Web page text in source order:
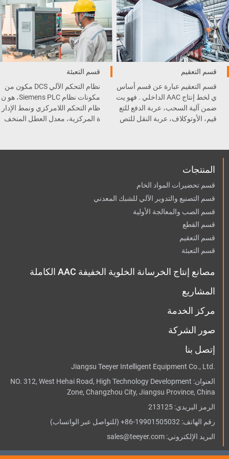
قسم التعقيم
قسم التعقيم عبارة عن قسم أساس
ي لخط إنتاج AAC الداخلي . فهو يت
ضمن آلية السحب، عربة الدفع للتع
قيم، الأوتوكلاف، عربة النقل للتص
قسم التعبئة
نظام التحكم الآلي DCS مكون من
مكونات نظام Siemens PLC، هو ن
ظام التحكم اللامركزي ونمط الإدار
ة المركزية، معدل العطل المنخف
المنتجات
قسم تحضيرات المواد الخام
قسم التصنيع والتدوير الآلي للشبك المعدني
قسم الصب والمعالجة الأولية
قسم القطع
قسم التعقيم
قسم التعبئة
مصانع إنتاج الخرسانة الخلوية الخفيفة AAC الكاملة
المشاريع
مركز الخدمة
صور الشركة
إتصل بنا
Jiangsu Teeyer Intelligent Equipment Co., Ltd.
العنوان: NO. 312, West Hehai Road, High Technology Development
Zone, Changzhou City, Jiangsu Province, China
الرمز البريدي: 213125
رقم الهاتف: +86-19901505032(للتواصل عبر الواتساب)
البريد الإلكتروني: sales@teeyer.com